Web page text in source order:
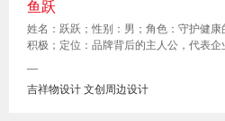
鱼跃
姓名：跃跃；性别：男；角色：守护健
积极；定位：品牌背后的主人公，代表企
—
吉祥物设计 文创周边设计